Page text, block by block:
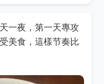
一夜，第一天專攻
美食，這樣节奏比